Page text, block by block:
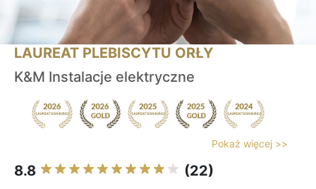
LAUREAT PLEBISCYTU ORŁY
K&M Instalacje elektryczne
Pokaż więcej >>
8.8 (22)